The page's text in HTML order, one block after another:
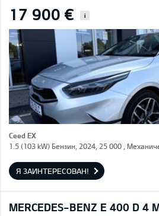
17 900 € i
Ceed EX
1.5 (103 kW) Бензин, 2024, 25 000 ,
Я ЗАИНТЕРЕСОВАН!
MERCEDES-BENZ E 400 D 4